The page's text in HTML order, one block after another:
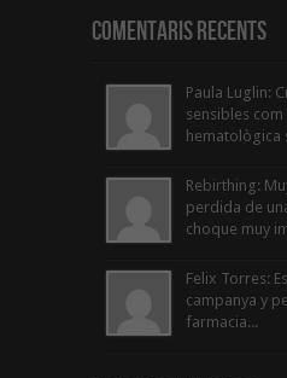
Comentaris Recents
Paula Luglin:
sensibles
hematològica
Rebirthing:
perdida de
choque muy
Felix Torres:
campanya y
farmacia...